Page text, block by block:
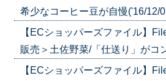
希少なコーヒー豆が自慢('16/12/
【ECショッパーズファイル】
販売＞土佐野菜/「仕送り」がコ
【ECショッパーズファイル】